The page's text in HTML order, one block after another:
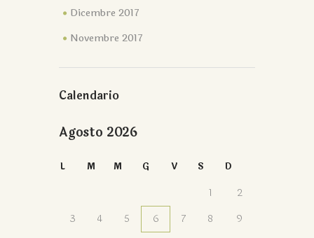
Dicembre 2017
Novembre 2017
Calendario
Agosto 2026
L M M G V S D
1
2
3
4 5 6 7 8
9